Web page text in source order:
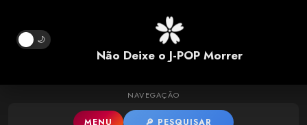
Pular para o conteúdo principal
🌙
Não Deixe o J-POP Morrer
NAVEGAÇÃO
MENU 🔎 PESQUISAR